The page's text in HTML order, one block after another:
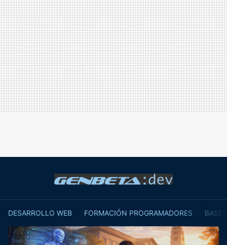
DESARROLLO WEB FORMACIÓN PROGRAMADORES